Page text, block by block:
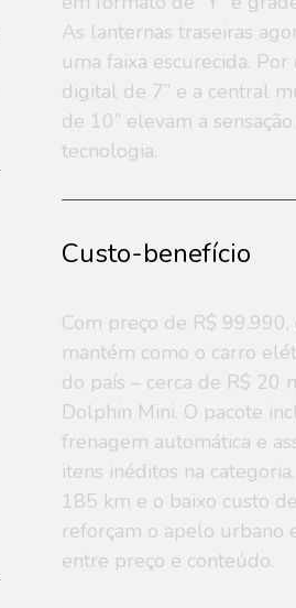
As lanternas traseiras
uma faixa escurecida.
digital de 7” e a central
de 10” elevam a
tecnologia.
Custo-benefício
Com preço de R$
mantém como o carro
do país – cerca de R$ 20
Dolphin Mini. O pacote
frenagem automática e
itens inéditos na
185 km e o baixo custo
reforçam o apelo urbano
entre preço e conteúdo.